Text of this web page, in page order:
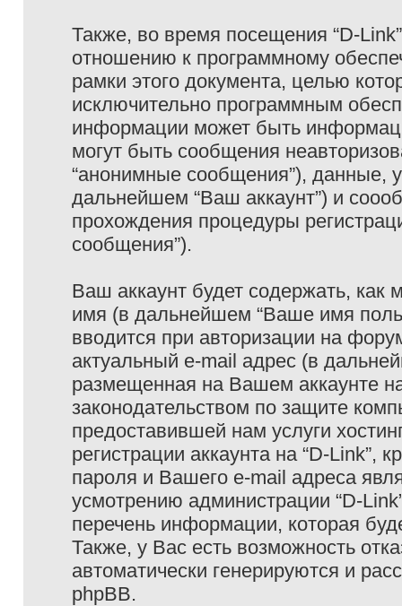
Также, во время посещения “D-
отношению к программному
рамки этого документа, целью
исключительно программным
информации может быть
могут быть сообщения
“анонимные сообщения”), данные,
дальнейшем “Ваш аккаунт”) и
прохождения процедуры
сообщения”).
Ваш аккаунт будет содержать,
имя (в дальнейшем “Ваше имя
вводится при авторизации на
актуальный e-mail адрес (в
размещенная на Вашем аккаунте
законодательством по защите
предоставившей нам услуги
регистрации аккаунта на “D-
пароля и Вашего e-mail адреса
усмотрению администрации “D-
перечень информации, которая
Также, у Вас есть возможность
автоматически генерируются и
phpBB.